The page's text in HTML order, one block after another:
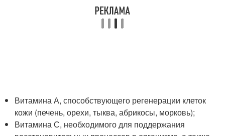
Витамина А, способствующего регенерации клеток
кожи (печень, орехи, тыква, абрикосы, морковь);
Витамина С, необходимого для поддержания